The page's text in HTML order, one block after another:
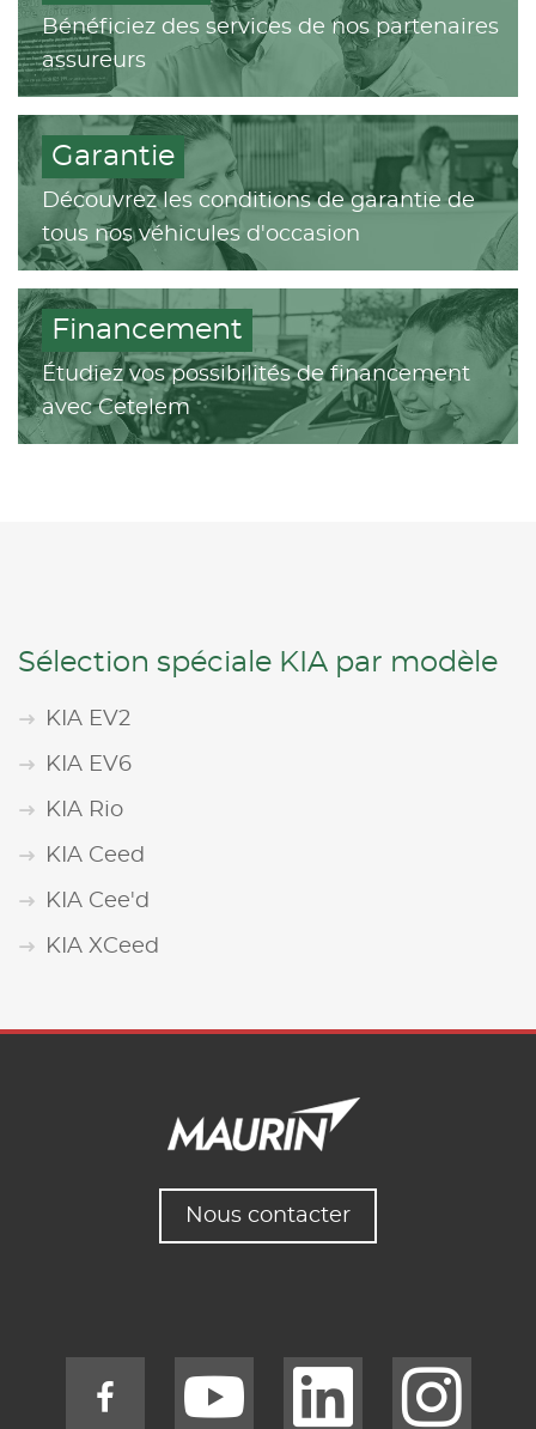
Bénéficiez des services de nos partenaires
assureurs
Garantie
Découvrez les conditions de garantie de
tous nos véhicules d'occasion
Financement
Étudiez vos possibilités de financement
avec Cetelem
Sélection spéciale KIA par modèle
KIA EV2
KIA EV6
KIA Rio
KIA Ceed
KIA Cee'd
KIA XCeed
Nous contacter